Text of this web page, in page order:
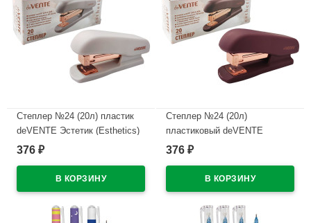
Степлер №24 (20л) пластик
deVENTE Эстетик (Esthetics)
лавандово-пепельный с
376 ₽
Степлер №24 (20л)
пластиковый deVENTE
Эстетик (Esthetics) бургунди с
376 ₽